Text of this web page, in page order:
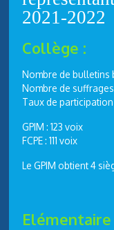
2021-2022
Collège :
Nombre de bulletins
Nombre de
Taux de participation
GPIM : 123 voix
FCPE : 111 voix
Le GPIM obtient 4
Elémentaire